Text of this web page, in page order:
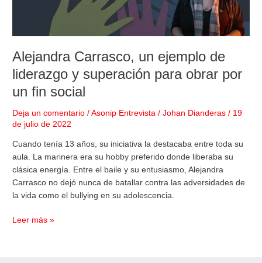
Alejandra Carrasco, un ejemplo de
liderazgo y superación para obrar por
un fin social
Deja un comentario /Asonip Entrevista /Johan Dianderas/ 19
de julio de 2022
Cuando tenía 13 años, su iniciativa la destacaba entre toda su
aula. La marinera era su hobby preferido donde liberaba su
clásica energía. Entre el baile y su entusiasmo, Alejandra
Carrasco no dejó nunca de batallar contra las adversidades de
la vida como el bullying en su adolescencia.
por
un
fin
social
Leer más »